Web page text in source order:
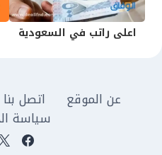
اعلى راتب في السعودية
عن الموقع اتصل بنا
سياسة